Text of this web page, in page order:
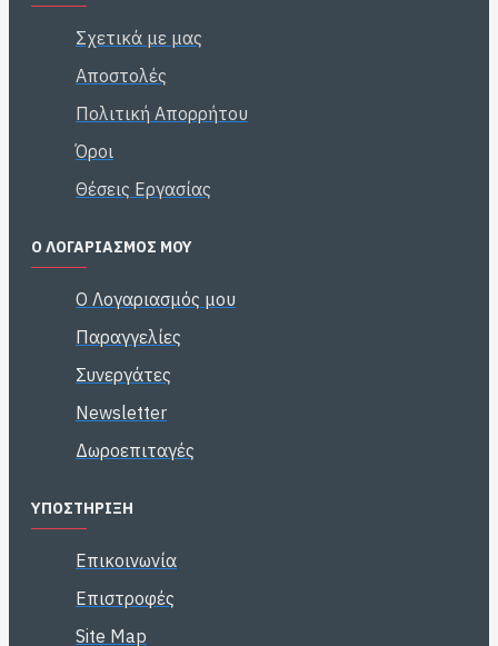
Σχετικά με μας
Αποστολές
Πολιτική Απορρήτου
Όροι
Θέσεις Εργασίας
Ο ΛΟΓΑΡΙΑΣΜΌΣ ΜΟΥ
Ο Λογαριασμός μου
Παραγγελίες
Συνεργάτες
Newsletter
Δωροεπιταγές
ΥΠΟΣΤΉΡΙΞΗ
Επικοινωνία
Επιστροφές
Site Map